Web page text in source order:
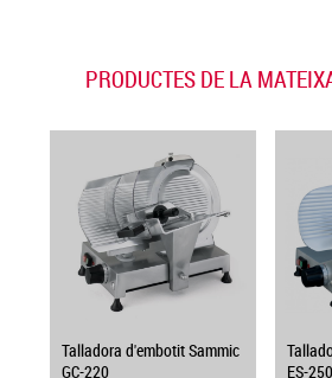
PRODUCTES DE LA
Talladora d'embotit Sammic
GC-220
ES-250